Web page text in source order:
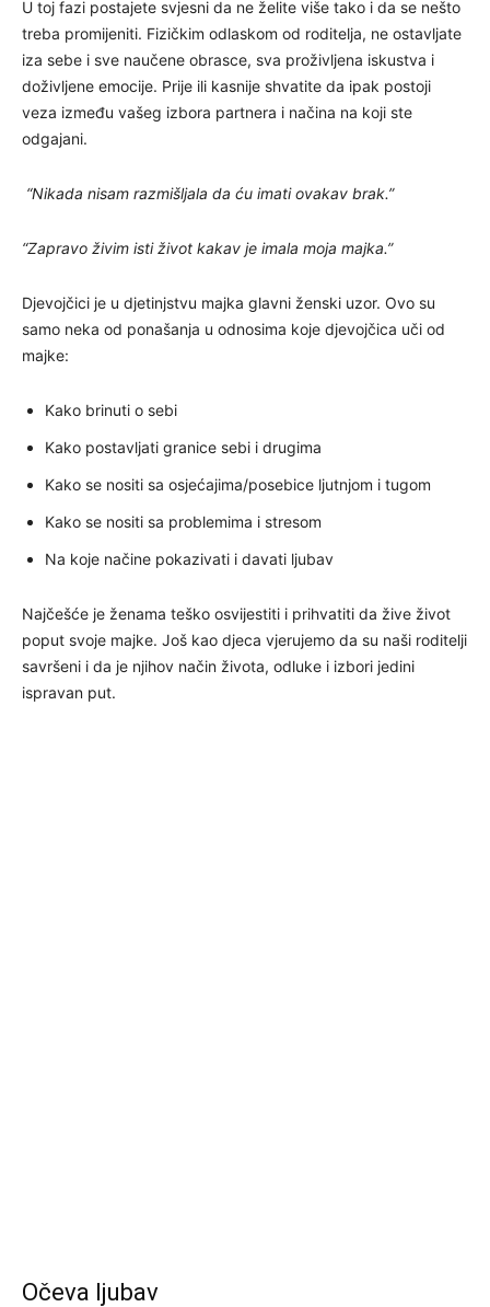
U toj fazi postajete svjesni da ne želite više tako i da se nešto
treba promijeniti. Fizičkim odlaskom od roditelja, ne ostavljate
iza sebe i sve naučene obrasce, sva proživljena iskustva i
doživljene emocije. Prije ili kasnije shvatite da ipak postoji
veza između vašeg izbora partnera i načina na koji ste
odgajani.
“Nikada nisam razmišljala da ću imati ovakav brak.”
“Zapravo živim isti život kakav je imala moja majka.”
Djevojčici je u djetinjstvu majka glavni ženski uzor. Ovo su
samo neka od ponašanja u odnosima koje djevojčica uči od
majke:
Kako brinuti o sebi
Kako postavljati granice sebi i drugima
Kako se nositi sa osjećajima/posebice ljutnjom i tugom
Kako se nositi sa problemima i stresom
Na koje načine pokazivati i davati ljubav
Najčešće je ženama teško osvijestiti i prihvatiti da žive život
poput svoje majke. Još kao djeca vjerujemo da su naši roditelji
savršeni i da je njihov način života, odluke i izbori jedini
ispravan put.
Očeva ljubav